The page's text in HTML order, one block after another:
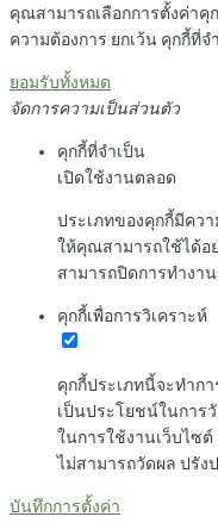
คุณสามารถเลือกการตั้งค่าคุ
ความต้องการ ยกเว้น คุกกี้ที่จ
ยอมรับทั้งหมด
จัดการความเป็นส่วนตัว
คุกกี้ที่จำเป็น
เปิดใช้งานตลอด
ประเภทของคุกกี้มีคว
ให้คุณสามารถใช้ได้อ
สามารถปิดการทำงา
คุกกี้เพื่อการวิเคราะห์
คุกกี้ประเภทนี้จะทำก
เป็นประโยชน์ในกา
ในการใช้งานเว็บไซ
ไม่สามารถวัดผล ปรัง
บันทึกการตั้งค่า